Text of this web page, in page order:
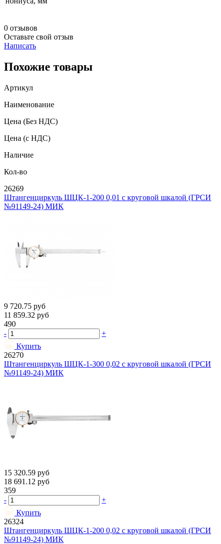
0 отзывов
Оставьте свой отзыв
Написать
Похожие товары
Артикул
Наименование
Цена (Без НДС)
Цена (с НДС)
Наличие
Кол-во
26269
Штангенциркуль ШЦК-1-200 0,01 с круговой шкалой (ГРСИ
№91149-24) МИК
9 720.75 руб
11 859.32 руб
490
-
+
Купить
26270
Штангенциркуль ШЦК-1-300 0,02 с круговой шкалой (ГРСИ
№91149-24) МИК
15 320.59 руб
18 691.12 руб
359
-
+
Купить
26324
Штангенциркуль ШЦК-1-200 0,02 с круговой шкалой (ГРСИ
№91149-24) МИК